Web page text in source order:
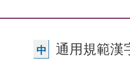
中 通用規範漢